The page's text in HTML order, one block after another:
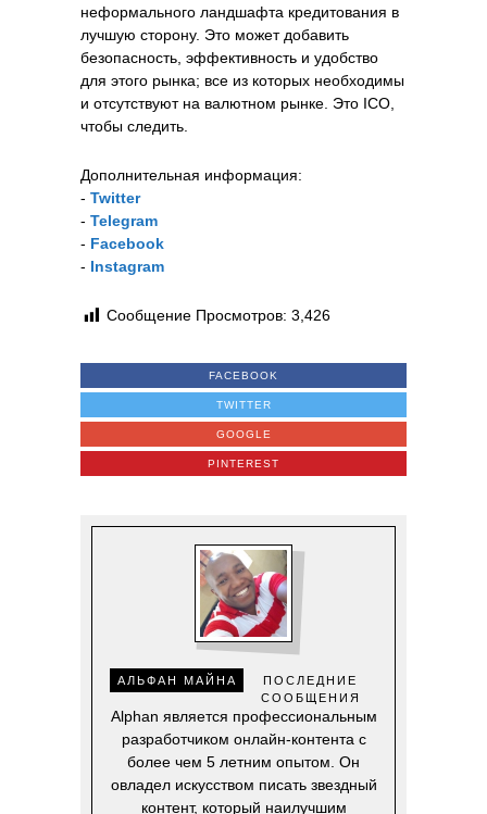
неформального ландшафта кредитования в
лучшую сторону. Это может добавить
безопасность, эффективность и удобство
для этого рынка; все из которых необходимы
и отсутствуют на валютном рынке. Это ICO,
чтобы следить.
Дополнительная информация:
- Twitter
- Telegram
- Facebook
- Instagram
Сообщение Просмотров: 3,426
FACEBOOK
TWITTER
GOOGLE
PINTEREST
АЛЬФАН МАЙНА
ПОСЛЕДНИЕ
СООБЩЕНИЯ
Alphan является профессиональным
разработчиком онлайн-контента с
более чем 5 летним опытом. Он
овладел искусством писать звездный
контент, который наилучшим